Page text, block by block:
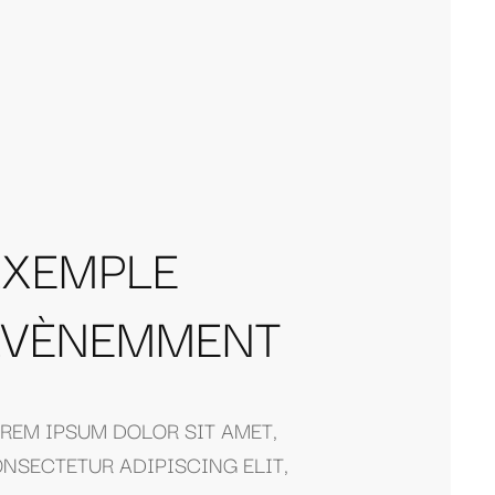
IPSUM DOLOR SIT AMET,
ADIPISCING ELIT,